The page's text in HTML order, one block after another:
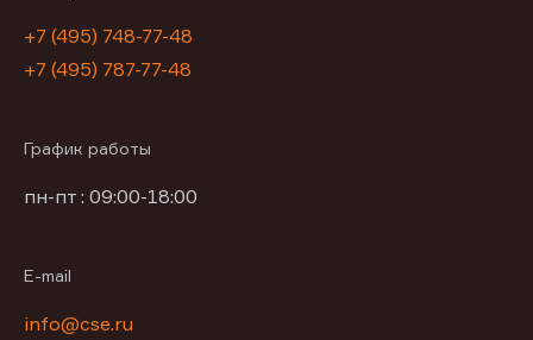
+7 (495) 748-77-48
+7 (495) 787-77-48
График работы
пн-пт : 09:00-18:00
E-mail
info@cse.ru